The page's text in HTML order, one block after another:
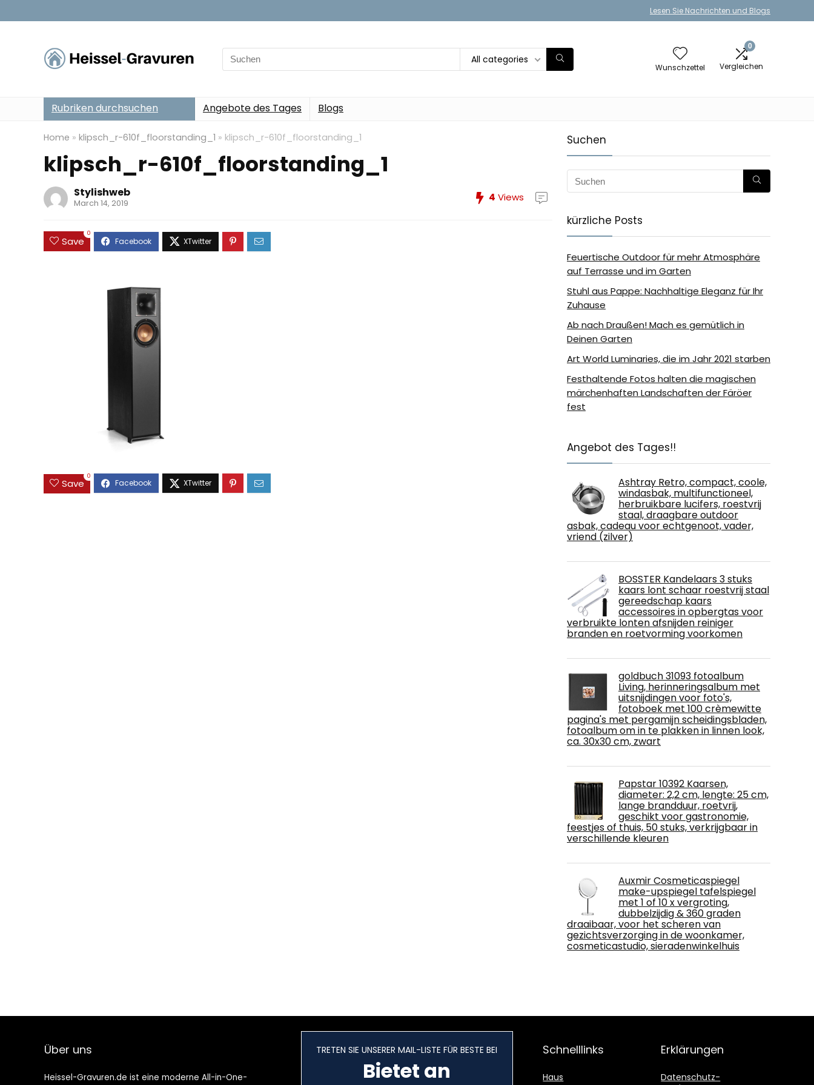
Lesen Sie Nachrichten und Blogs
Search
for:
All categories
Wunschzettel
0
Vergleichen
Rubriken durchsuchen Angebote des Tages Blogs
Home » klipsch_r-610f_floorstanding_1 » klipsch_r-610f_floorstanding_1
klipsch_r-610f_floorstanding_1
Stylishweb
March 14, 2019 4 Views
Save
0
Save
0
Suchen
kürzliche Posts
Feuertische Outdoor für mehr Atmosphäre
auf Terrasse und im Garten
Stuhl aus Pappe: Nachhaltige Eleganz für Ihr
Zuhause
Ab nach Draußen! Mach es gemütlich in
Deinen Garten
Art World Luminaries, die im Jahr 2021 starben
Festhaltende Fotos halten die magischen
märchenhaften Landschaften der Färöer
fest
Angebot des Tages!!
Ashtray Retro, compact, coole,
windasbak, multifunctioneel,
herbruikbare lucifers, roestvrij
staal, draagbare outdoor
asbak, cadeau voor echtgenoot, vader,
vriend (zilver)
BOSSTER Kandelaars 3 stuks
kaars lont schaar roestvrij staal
gereedschap kaars
accessoires in opbergtas voor
verbruikte lonten afsnijden reiniger
branden en roetvorming voorkomen
goldbuch 31093 fotoalbum
Living, herinneringsalbum met
uitsnijdingen voor foto's,
fotoboek met 100 crèmewitte
pagina's met pergamijn scheidingsbladen,
fotoalbum om in te plakken in linnen look,
ca. 30x30 cm, zwart
Papstar 10392 Kaarsen,
diameter: 2,2 cm, lengte: 25 cm,
lange brandduur, roetvrij,
geschikt voor gastronomie,
feestjes of thuis, 50 stuks, verkrijgbaar in
verschillende kleuren
Auxmir Cosmeticaspiegel
make-upspiegel tafelspiegel
met 1 of 10 x vergroting,
dubbelzijdig & 360 graden
draaibaar, voor het scheren van
gezichtsverzorging in de woonkamer,
cosmeticastudio, sieradenwinkelhuis
Über uns
Heissel-Gravuren.de ist eine moderne All-in-One-
TRETEN SIE UNSERER MAIL-LISTE FÜR BESTE BEI
Bietet an
Schnelllinks
Haus
Erklärungen
Datenschutz-